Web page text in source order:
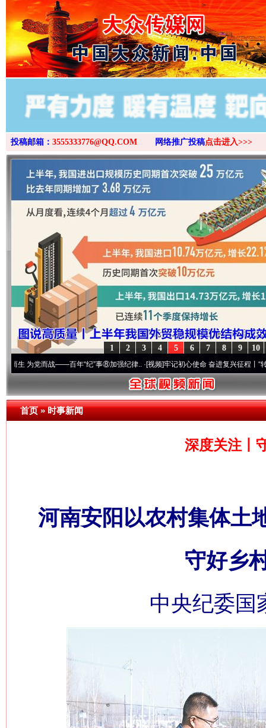
>
投稿邮箱： 3555333776@QQ.COM 网络推广投稿点击进入>>>
10
9
8
7
6
5
4
3
2
1
而战——百年“纪”事⑧加强纪律..·[视频]牢记初心使命 奋进复兴征程丨“转折之城”激
首页»时事新闻
深度关注丨
河南安阳以农村集体土
守好乡
中央纪委国